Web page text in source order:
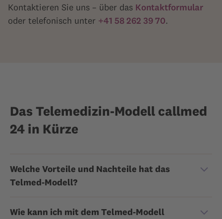
Kontaktieren Sie uns – über das Kontaktformular
oder telefonisch unter +41 58 262 39 70.
Das Telemedizin-Modell callmed
24 in Kürze
Welche Vorteile und Nachteile hat das
Telmed-Modell?
Wie kann ich mit dem Telmed-Modell